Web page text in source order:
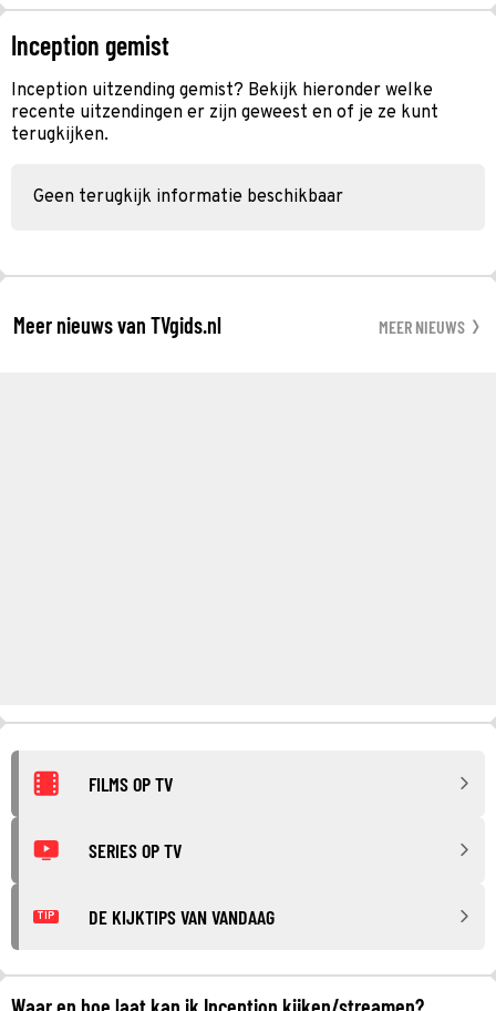
Inception gemist
Inception uitzending gemist? Bekijk hieronder welke
recente uitzendingen er zijn geweest en of je ze kunt
terugkijken.
Geen terugkijk informatie beschikbaar
Meer nieuws van TVgids.nl MEER NIEUWS
FILMS OP TV
SERIES OP TV
TIP DE KIJKTIPS VAN VANDAAG